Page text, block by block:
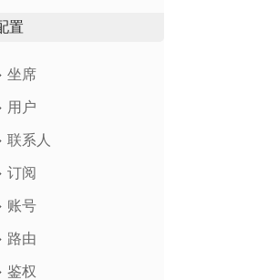
置
坐席
用户
联系人
订阅
账号
路由
鉴权